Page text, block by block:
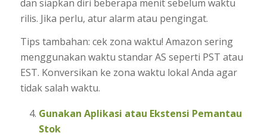
dan siapkan diri beberapa menit sebelum waktu
rilis. Jika perlu, atur alarm atau pengingat.
Tips tambahan: cek zona waktu! Amazon sering
menggunakan waktu standar AS seperti PST atau
EST. Konversikan ke zona waktu lokal Anda agar
tidak salah waktu.
Gunakan Aplikasi atau Ekstensi Pemantau
Stok